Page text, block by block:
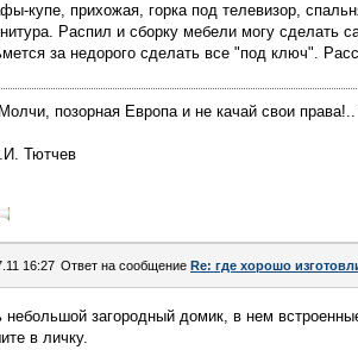
купе, прихожая, горка под телевизор,
Распил и сборку мебели могу сделать
за недорого сделать все "под ключ".
позорная Европа и не качай свои
Тютчев
16:27 Ответ на сообщение Re: где хорошо
небольшой загородный домик, в нем
в личку.